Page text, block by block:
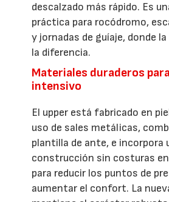
descalzado más rápido. Es
práctica para rocódromo,
y jornadas de guíaje, donde
la diferencia.
Materiales duraderos
intensivo
El upper está fabricado en
uso de sales metálicas,
plantilla de ante, e incorpora
construcción sin costuras
para reducir los puntos de
aumentar el confort. La